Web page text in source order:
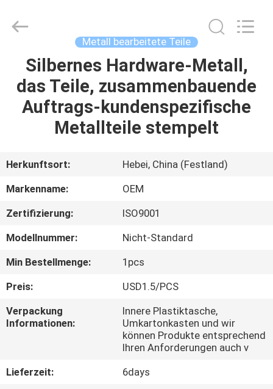
HEIM
PRODUKTE
UNS
QUALITÄTSKONTROLLE
KONTAKT
MIT
UNS
CO.,LTD.
Metall bearbeitete Teile
Silbernes Hardware-Metall,
das Teile, zusammenbauende
Auftrags-kundenspezifische
Metallteile stempelt
Herkunftsort:
Hebei, China (Festland)
Markenname:
OEM
Zertifizierung:
ISO9001
Modellnummer:
Nicht-Standard
Min Bestellmenge:
1pcs
Preis:
USD1.5/PCS
Verpackung
Informationen:
Innere Plastiktasche,
Umkartonkasten und wir
können Produkte entsprechend
Ihren Anforderungen auch v
Lieferzeit:
6days